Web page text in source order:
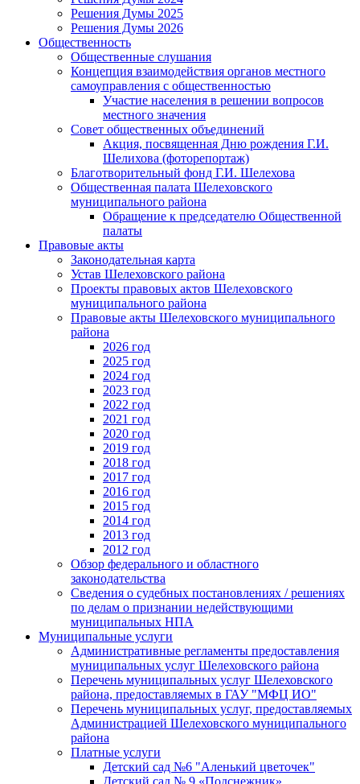
Решения Думы 2025
Решения Думы 2026
Общественность
Общественные слушания
Концепция взаимодействия органов местного
самоуправления с общественностью
Участие населения в решении вопросов
местного значения
Совет общественных объединений
Акция, посвященная Дню рождения Г.И.
Шелихова (фоторепортаж)
Благотворительный фонд Г.И. Шелехова
Общественная палата Шелеховского
муниципального района
Обращение к председателю Общественной
палаты
Правовые акты
Законодательная карта
Устав Шелеховского района
Проекты правовых актов Шелеховского
муниципального района
Правовые акты Шелеховского муниципального
района
2026 год
2025 год
2024 год
2023 год
2022 год
2021 год
2020 год
2019 год
2018 год
2017 год
2016 год
2015 год
2014 год
2013 год
2012 год
Обзор федерального и областного
законодательства
Сведения о судебных постановлениях / решениях
по делам о признании недействующими
муниципальных НПА
Муниципальные услуги
Административные регламенты предоставления
муниципальных услуг Шелеховского района
Перечень муниципальных услуг Шелеховского
района, предоставляемых в ГАУ "МФЦ ИО"
Перечень муниципальных услуг, предоставляемых
Администрацией Шелеховского муниципального
района
Платные услуги
Детский сад №6 "Аленький цветочек"
Детский сад № 9 «Подснежник»